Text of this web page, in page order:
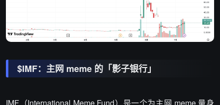
$IMF：主网 meme 的「影子银行」
IMF（International Meme Fund）是一个为主网 meme 量身